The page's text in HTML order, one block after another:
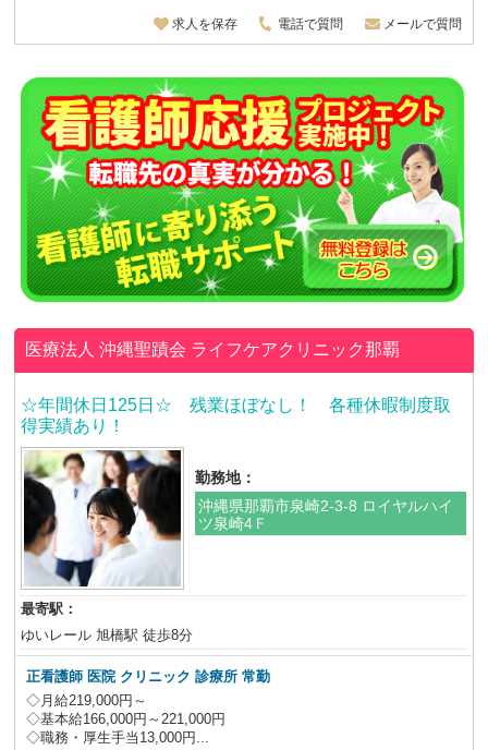
求人を保存 電話で質問 メールで質問
医療法人 沖縄聖蹟会 ライフケアクリニック那覇
☆年間休日125日☆ 残業ほぼなし！ 各種休暇制度取
得実績あり！
勤務地：
沖縄県那覇市泉崎2-3-8 ロイヤルハイ
ツ泉崎4Ｆ
最寄駅：
ゆいレール 旭橋駅 徒歩8分
正看護師 医院 クリニック 診療所常勤
◇月給219,000円～
◇基本給166,000円～221,000円
◇職務・厚生手当13,000円...